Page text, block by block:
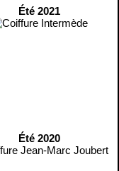
Été 2021
Été 2020